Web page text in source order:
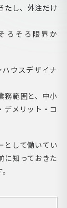
たし、外注だけ
ろそろ限界か
ウスデザイナ
務範囲と、中小
デメリット・コ
として働いてい
に知っておきた